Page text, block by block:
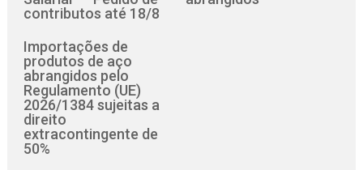
contributos até 18/8
Importações de
produtos de aço
abrangidos pelo
Regulamento (UE)
2026/1384 sujeitas a
direito
extracontingente de
50%